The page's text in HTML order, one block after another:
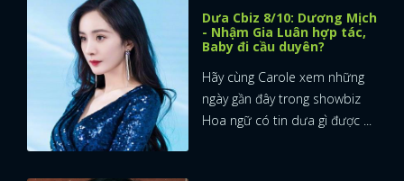
Dưa Cbiz 8/10: Dương Mịch
- Nhậm Gia Luân hợp tác,
Baby đi cầu duyên?
Hãy cùng Carole xem những
ngày gần đây trong showbiz
Hoa ngữ có tin dưa gì được ...